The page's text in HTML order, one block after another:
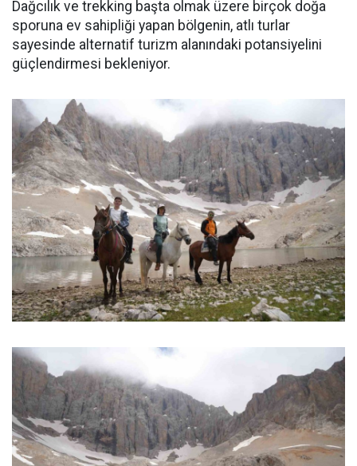
Dağcılık ve trekking başta olmak üzere birçok doğa
sporuna ev sahipliği yapan bölgenin, atlı turlar
sayesinde alternatif turizm alanındaki potansiyelini
güçlendirmesi bekleniyor.